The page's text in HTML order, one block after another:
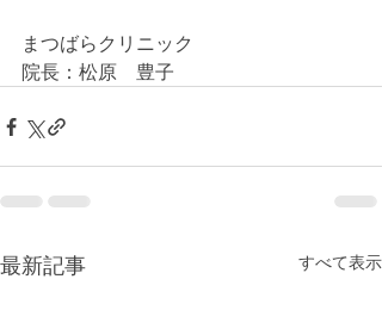
まつばらクリニック
院長：松原　豊子
最新記事 すべて表示